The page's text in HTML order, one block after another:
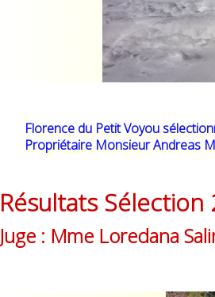
Florence du Petit Voyou
Propriétaire Monsieur Andreas
Résultats Sélection
Juge : Mme Loredana